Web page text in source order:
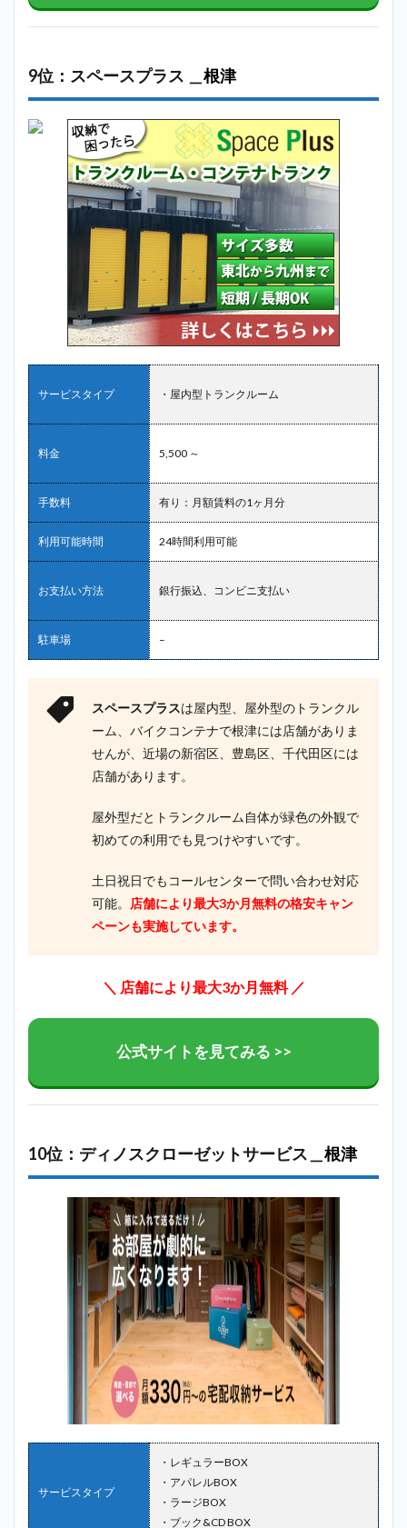
9位：スペースプラス ＿ 根津
サービスタイプ ・屋内型トランクルーム
料金 5,500 ～
手数料 有り：月額賃料の1ヶ月分
利用可能時間 24時間利用可能
お支払い方法 銀行振込、コンビニ支払い
駐車場 –
スペースプラスは屋内型、屋外型のトランクル
ーム、バイクコンテナで根津には店舗がありま
せんが、近場の新宿区、豊島区、千代田区には
店舗があります。
屋外型だとトランクルーム自体が緑色の外観で
初めての利用でも見つけやすいです。
土日祝日でもコールセンターで問い合わせ対応
可能。
店舗により最大3か月無料の格安キャン
ペーンも実施しています。
＼ 店舗により最大3か月無料 ／
公式サイトを見てみる >>
10位：ディノスクローゼットサービス＿ 根津
サービスタイプ
・レギュラーBOX
・アパレルBOX
・ラージBOX
・ブック&CD BOX